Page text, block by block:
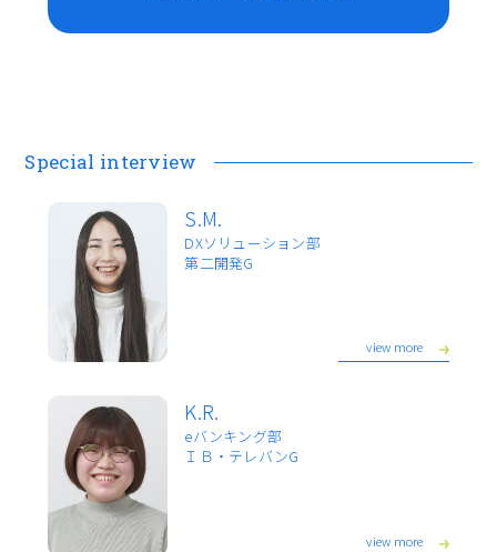
Special interview
S.M.
DXソリューション部
第二開発G
view more
K.R.
eバンキング部
ＩＢ・テレバンG
view more